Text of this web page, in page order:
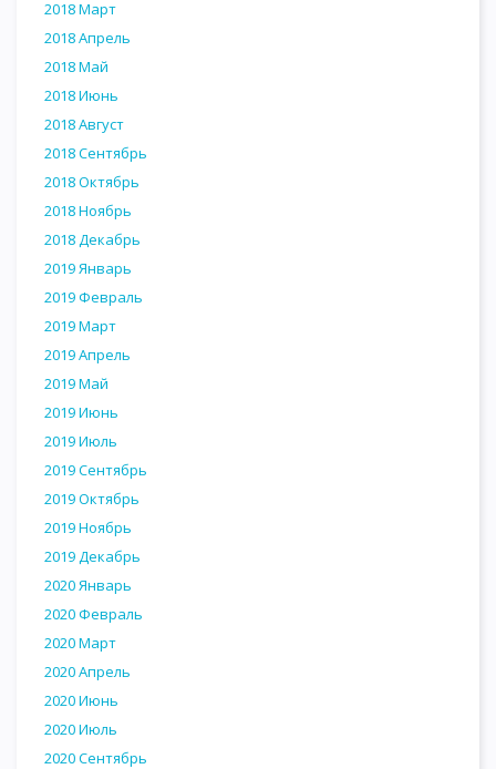
2018 Март
2018 Апрель
2018 Май
2018 Июнь
2018 Август
2018 Сентябрь
2018 Октябрь
2018 Ноябрь
2018 Декабрь
2019 Январь
2019 Февраль
2019 Март
2019 Апрель
2019 Май
2019 Июнь
2019 Июль
2019 Сентябрь
2019 Октябрь
2019 Ноябрь
2019 Декабрь
2020 Январь
2020 Февраль
2020 Март
2020 Апрель
2020 Июнь
2020 Июль
2020 Сентябрь